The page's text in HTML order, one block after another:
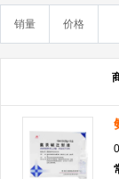
销量 价格